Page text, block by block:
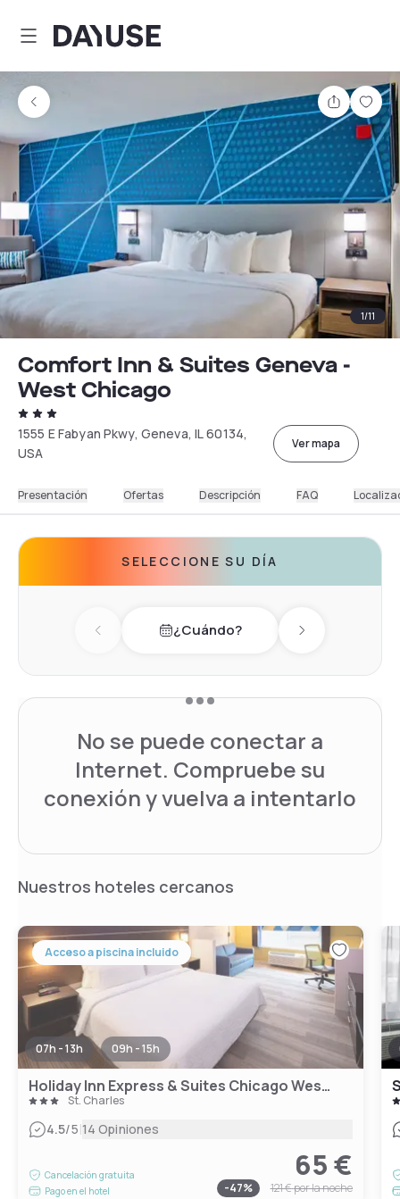
Dayuse
1/11
Comfort Inn & Suites Geneva -
West Chicago
1555 E Fabyan Pkwy, Geneva, IL 60134,
USA
Ver mapa
Presentación Ofertas Descripción FAQ
SELECCIONE SU DÍA
Previous day¿Cuándo? Next day
No se puede conectar a
Internet. Compruebe su
conexión y vuelva a intentarlo
Nuestros hoteles cercanos
Acceso a piscina incluido
07h - 13h 09h - 15h
Holiday Inn Express & Suites Chicago West - St Charles
St. Charles
4.5/5|14 Opiniones
Cancelación gratuita
Pago en el hotel
65 €
-47% 121 €por la noche